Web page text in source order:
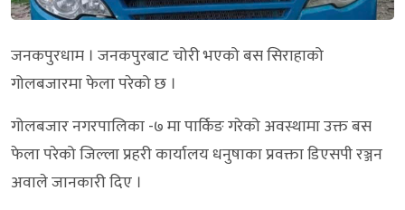
जनकपुरधाम । जनकपुरबाट चोरी भएको बस सिराहाको
गोलबजारमा फेला परेको छ ।
गोलबजार नगरपालिका -७ मा पार्किङ गरेको अवस्थामा उक्त बस
फेला परेको जिल्ला प्रहरी कार्यालय धनुषाका प्रवक्ता डिएसपी रञ्जन
अवाले जानकारी दिए ।